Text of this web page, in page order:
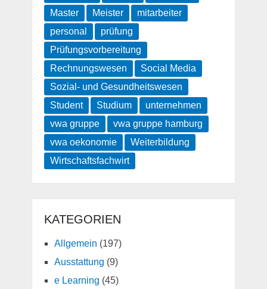
Master
Meister
mitarbeiter
personal
prüfung
Prüfungsvorbereitung
Rechnungswesen
Social Media
Sozial- und Gesundheitswesen
Student
Studium
unternehmen
vwa gruppe
vwa gruppe hamburg
vwa oekonomie
Weiterbildung
Wirtschaftsfachwirt
KATEGORIEN
Allgemein (197)
Ausstattung (9)
e Learning (45)